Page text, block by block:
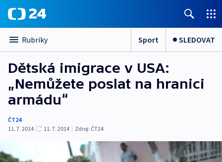
Rubriky Sport SLEDOVAT
Dětská imigrace v USA:
„Nemůžete poslat na hranici
armádu“
ČT24
11. 7. 2014
11. 7. 2014 | Zdroj: ČT24